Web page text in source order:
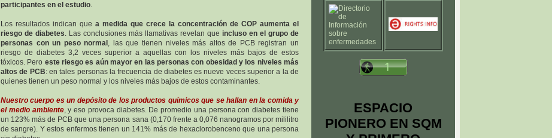
participantes en el estudio.
Los resultados indican que a medida que crece la concentración de COP aumenta el
riesgo de diabetes. Las conclusiones más llamativas revelan que incluso en el grupo de
personas con un peso normal , las que tienen niveles más altos de PCB registran un
riesgo de diabetes 3,2 veces superior a aquellas con los niveles más bajos de estos
tóxicos. Pero este riesgo es aún mayor en las personas con obesidad y los niveles más
altos de PCB: en tales personas la frecuencia de diabetes es nueve veces superior a la de
quienes tienen un peso normal y los niveles más bajos de estos contaminantes.
Nuestro cuerpo es un depósito de los productos químicos que se hallan en la comida y
el medio ambiente, y eso provoca diabetes. De promedio una persona con diabetes tiene
un 123% más de PCB que una persona sana (0,170 frente a 0,076 nanogramos por mililitro
de sangre). Y estos enfermos tienen un 141% más de hexaclorobenceno que una persona
ESPACIO
PIONERO EN SQM